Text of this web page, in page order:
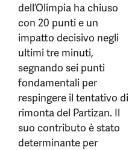
dell’Olimpia ha chiuso
con 20 punti e un
impatto decisivo negli
ultimi tre minuti,
segnando sei punti
fondamentali per
respingere il tentativo di
rimonta del Partizan. Il
suo contributo è stato
determinante per